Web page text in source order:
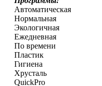
Автоматическая
Нормальная
Экологичная
Ежедневная
По времени
Пластик
Гигиена
Хрусталь
QuickPro